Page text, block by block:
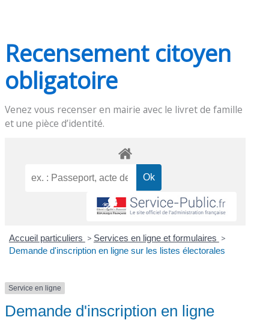
Recensement citoyen
obligatoire
Venez vous recenser en mairie avec le livret de famille
et une pièce d’identité.
Accueil particuliers > Services en ligne et formulaires >
Demande d'inscription en ligne sur les listes électorales
Service en ligne
Demande d'inscription en ligne